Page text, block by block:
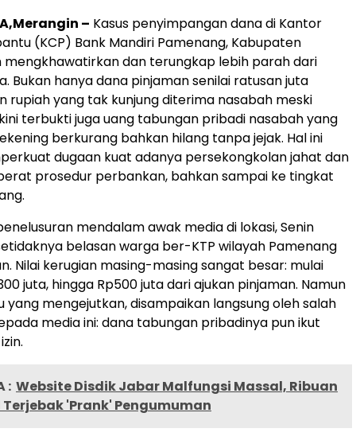
– Kasus penyimpangan dana di Kantor
(KCP) Bank Mandiri Pamenang, Kabupaten
mengkhawatirkan dan terungkap lebih parah dari
Bukan hanya dana pinjaman senilai ratusan juta
rupiah yang tak kunjung diterima nasabah meski
terbukti juga uang tabungan pribadi nasabah yang
berkurang bahkan hilang tanpa jejak. Hal ini
dugaan kuat adanya persekongkolan jahat dan
prosedur perbankan, bahkan sampai ke tingkat
mendalam awak media di lokasi, Senin
belasan warga ber-KTP wilayah Pamenang
Nilai kerugian masing-masing sangat besar: mulai
juta, hingga Rp500 juta dari ajukan pinjaman. Namun
yang mengejutkan, disampaikan langsung oleh salah
media ini: dana tabungan pribadinya pun ikut
: Website Disdik Jabar Malfungsi Massal, Ribuan
'Prank' Pengumuman